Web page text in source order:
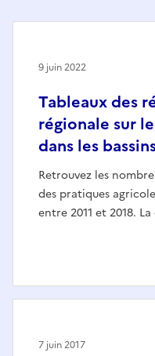
Tableaux des
régionale sur
dans les
Retrouvez les
des pratiques
entre 2011 et 2018.
9 juin 2022
7 juin 2017